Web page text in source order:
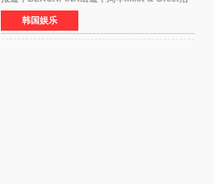
动将由智秀、ROS&Eacute;、JENNIE出席，
LISA将缺席。 此前BLACKPINK所属社YG并
未为组合出道十周年做
韩国娱乐